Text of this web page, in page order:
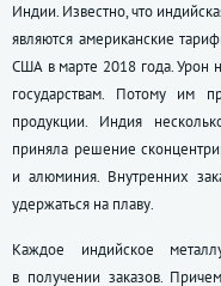
Индии. Известно, что
являются американские
США в марте 2018 года. Урон
государствам. Потому им
продукции. Индия
приняла решение
и алюминия. Внутренних
удержаться на плаву.
Каждое индийское
в получении заказов.